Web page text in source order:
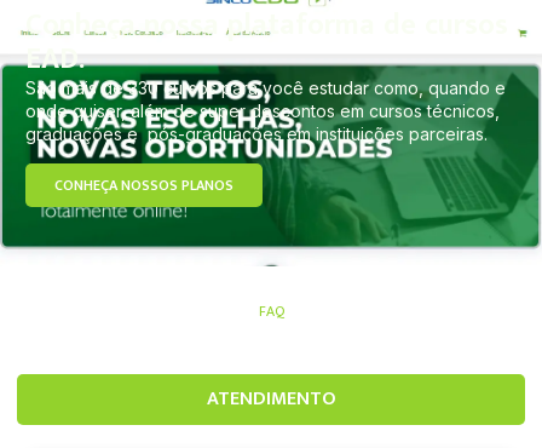
Conheça nossa plataforma de cursos
EAD.
São mais de 330 cursos para você estudar como, quando e
onde quiser, além de super descontos em cursos técnicos,
graduações e pós-graduações em instituições parceiras.
CONHEÇA NOSSOS PLANOS
FAQ
ATENDIMENTO